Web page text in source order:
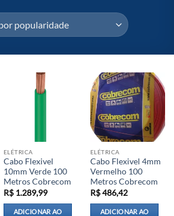
ELÉTRICA
Cabo Flexivel
10mm Verde 100
Metros Cobrecom
R$1.289,99
ADICIONAR AO
ELÉTRICA
Cabo Flexivel 4mm
Vermelho 100
Metros Cobrecom
R$486,42
ADICIONAR AO